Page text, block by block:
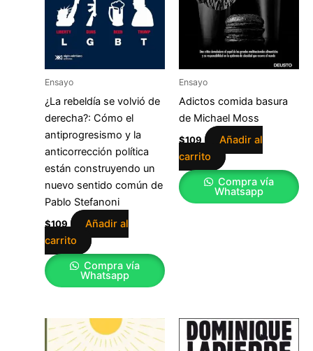
Ensayo
¿La rebeldía se volvió de
derecha?: Cómo el
antiprogresismo y la
anticorrección política
están construyendo un
nuevo sentido común de
Pablo Stefanoni
$109
Añadir al
carrito
Compra vía
Whatsapp
Ensayo
Adictos comida basura
de Michael Moss
$109
Añadir al
carrito
Compra vía
Whatsapp